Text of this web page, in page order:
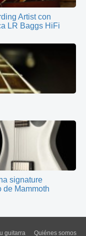
Artist con
LR Baggs HiFi
signature
de Mammoth
guitarra Quiénes somos